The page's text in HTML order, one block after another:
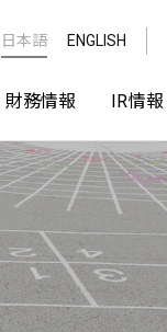
日本語 ENGLISH
財務情報 IR情報